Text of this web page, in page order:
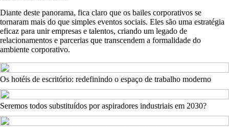
Diante deste panorama, fica claro que os bailes corporativos se
tornaram mais do que simples eventos sociais. Eles são uma estratégia
eficaz para unir empresas e talentos, criando um legado de
relacionamentos e parcerias que transcendem a formalidade do
ambiente corporativo.
Os hotéis de escritório: redefinindo o espaço de trabalho moderno
Seremos todos substituídos por aspiradores industriais em 2030?